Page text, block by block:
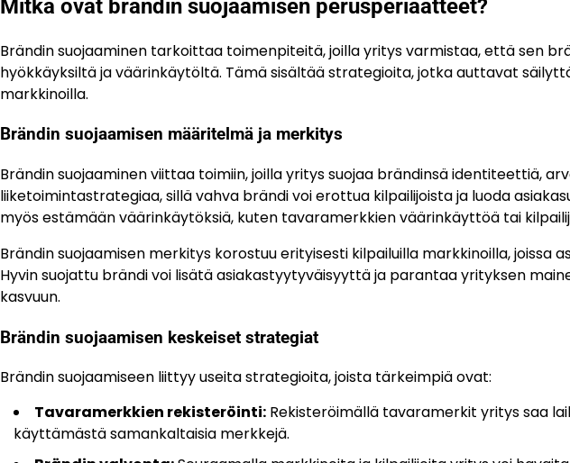
Mitkä ovat brändin suojaamisen perusperiaatteet?
Brändin suojaaminen tarkoittaa toimenpiteitä, joilla yritys varmistaa, että sen
hyökkäyksiltä ja väärinkäytöltä. Tämä sisältää strategioita, jotka auttavat
markkinoilla.
Brändin suojaamisen määritelmä ja merkitys
Brändin suojaaminen viittaa toimiin, joilla yritys suojaa brändinsä identiteettiä,
liiketoimintastrategiaa, sillä vahva brändi voi erottua kilpailijoista ja luoda
myös estämään väärinkäytöksiä, kuten tavaramerkkien väärinkäyttöä tai
Brändin suojaamisen merkitys korostuu erityisesti kilpailuilla markkinoilla, joissa
Hyvin suojattu brändi voi lisätä asiakastyytyväisyyttä ja parantaa yrityksen
kasvuun.
Brändin suojaamisen keskeiset strategiat
Brändin suojaamiseen liittyy useita strategioita, joista tärkeimpiä ovat:
Tavaramerkkien rekisteröinti: Rekisteröimällä tavaramerkit yritys saa
käyttämästä samankaltaisia merkkejä.